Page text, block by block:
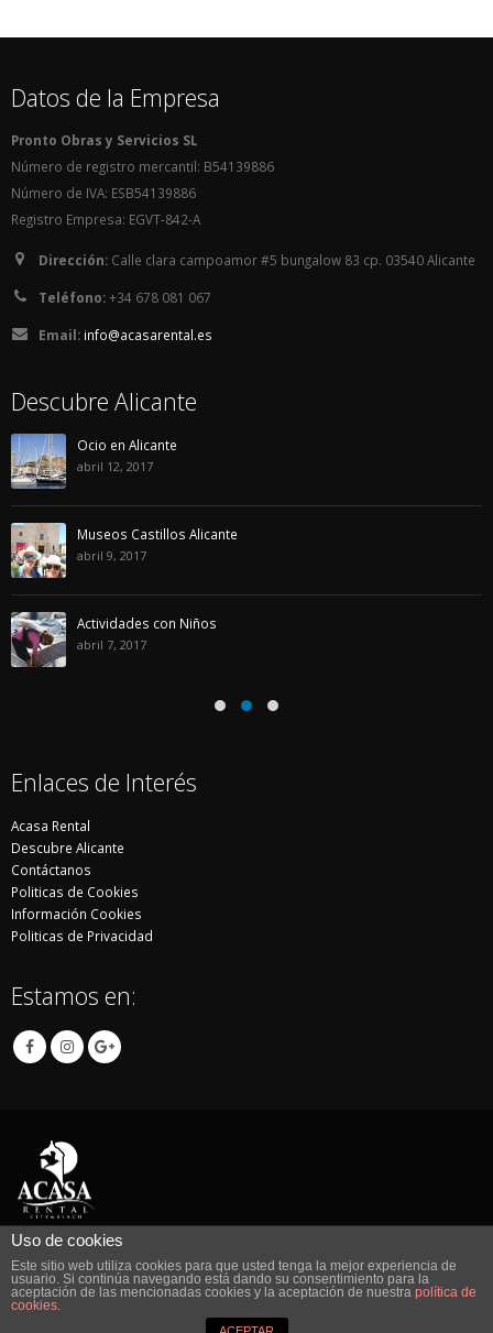
Datos de la Empresa
Pronto Obras y Servicios SL
Número de registro mercantil: B54139886
Número de IVA: ESB54139886
Registro Empresa: EGVT-842-A
Dirección: Calle clara campoamor #5 bungalow 83 cp. 03540 Alicante
Teléfono:+34 678 081 067
Email: info@acasarental.es
Descubre Alicante
Ocio en Alicante
abril 12, 2017
Museos Castillos Alicante
abril 9, 2017
Actividades con Niños
abril 7, 2017
Enlaces de Interés
Acasa Rental
Descubre Alicante
Contáctanos
Politicas de Cookies
Información Cookies
Politicas de Privacidad
Estamos en:
© Copyright 2017. All Rights Reserved.
Diseño deKanguro Marketing
Uso de cookies
Este sitio web utiliza cookies para que usted tenga la mejor experiencia de
usuario. Si continúa navegando está dando su consentimiento para la
aceptación de las mencionadas cookies y la aceptación de nuestra política de
cookies.